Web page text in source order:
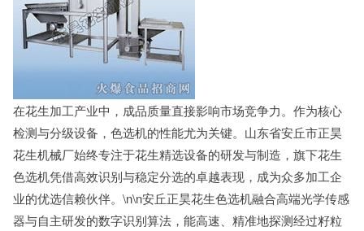
在花生加工产业中，成品质量直接影响市场竞争力。作为核心
检测与分级设备，色选机的性能尤为关键。山东省安丘市正昊
花生机械厂始终专注于花生精选设备的研发与制造，旗下花生
色选机凭借高效识别与稳定分选的卓越表现，成为众多加工企
业的优选信赖伙伴。\n\n安丘正昊花生色选机融合高端光学传感
器与自主研发的数字识别算法，能高速、精准地探测经过籽粒